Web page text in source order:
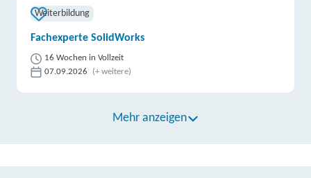
Weiterbildung
Fachexperte SolidWorks
16 Wochen in Vollzeit
07.09.2026
(+ weitere)
Mehr anzeigen